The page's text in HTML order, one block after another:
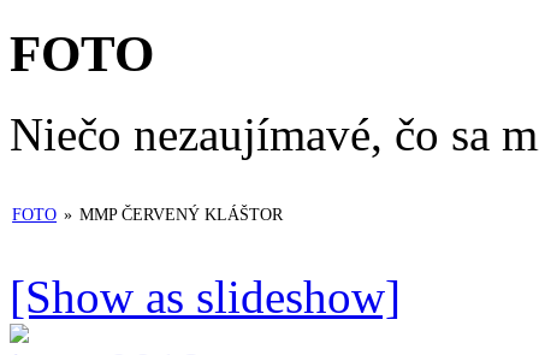
FOTO
Niečo nezaujímavé, čo sa
FOTO » MMP ČERVENÝ KLÁŠTOR
[Show as slideshow]